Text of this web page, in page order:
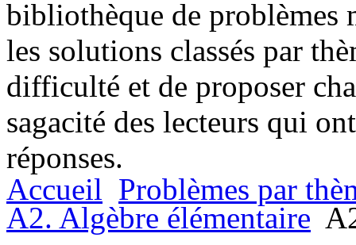
bibliothèque de problèmes
les solutions classés par
difficulté et de proposer
sagacité des lecteurs qui
réponses.
Accueil Problèmes par
A2. Algèbre élémentaire